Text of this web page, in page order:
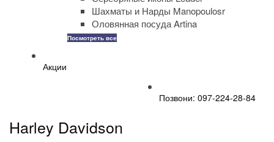
Шахматы и Нарды Manopoulosr
Оловянная посуда Artina
Посмотреть все
Акции
Позвони: 097-224-28-84
Harley Davidson